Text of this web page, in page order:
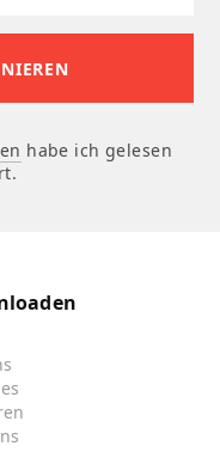
habe ich gelesen